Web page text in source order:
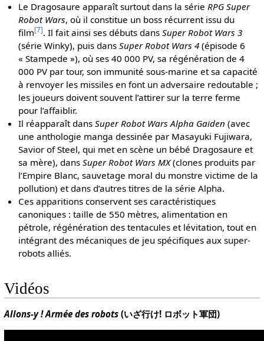
Le Dragosaure apparaît surtout dans la sérieRPG Super
Robot Wars, où il constitue un boss récurrent issu du
film[7]. Il fait ainsi ses débuts dansSuper Robot Wars 3
(série Winky), puis dansSuper Robot Wars 4 (épisode 6
« Stampede »), où ses 40 000 PV, sa régénération de 4
000 PV par tour, son immunité sous-marine et sa capacité
à renvoyer les missiles en font un adversaire redoutable ;
les joueurs doivent souvent l’attirer sur la terre ferme
pour l’affaiblir.
Il réapparaît dansSuper Robot Wars Alpha Gaiden (avec
une anthologie manga dessinée par Masayuki Fujiwara,
Savior of Steel, qui met en scène un bébé Dragosaure et
sa mère), dansSuper Robot Wars MX(clones produits par
l’Empire Blanc, sauvetage moral du monstre victime de la
pollution) et dans d’autres titres de la série Alpha.
Ces apparitions conservent ses caractéristiques
canoniques : taille de 550 mètres, alimentation en
pétrole, régénération des tentacules et lévitation, tout en
intégrant des mécaniques de jeu spécifiques aux super-
robots alliés.
Vidéos
Allons-y ! Armée des robots(いざ行け! ロボット軍団)